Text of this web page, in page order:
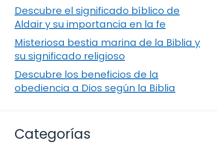
Descubre el significado bíblico de
Aldair y su importancia en la fe
Misteriosa bestia marina de la Biblia y
su significado religioso
Descubre los beneficios de la
obediencia a Dios según la Biblia
Categorías